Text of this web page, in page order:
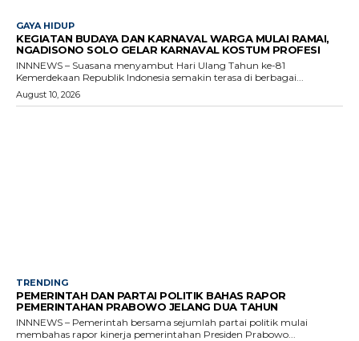
GAYA HIDUP
KEGIATAN BUDAYA DAN KARNAVAL WARGA MULAI RAMAI,
NGADISONO SOLO GELAR KARNAVAL KOSTUM PROFESI
INNNEWS – Suasana menyambut Hari Ulang Tahun ke-81
Kemerdekaan Republik Indonesia semakin terasa di berbagai...
August 10, 2026
TRENDING
PEMERINTAH DAN PARTAI POLITIK BAHAS RAPOR
PEMERINTAHAN PRABOWO JELANG DUA TAHUN
INNNEWS – Pemerintah bersama sejumlah partai politik mulai
membahas rapor kinerja pemerintahan Presiden Prabowo...